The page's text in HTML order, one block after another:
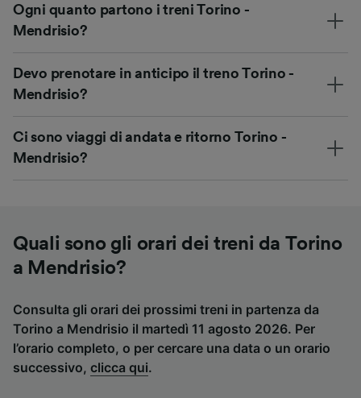
Ogni quanto partono i treni Torino -
Mendrisio?
Devo prenotare in anticipo il treno Torino -
Mendrisio?
Ci sono viaggi di andata e ritorno Torino -
Mendrisio?
Quali sono gli orari dei treni da Torino
a Mendrisio?
Consulta gli orari dei prossimi treni in partenza da
Torino a Mendrisio il martedì 11 agosto 2026. Per
l’orario completo, o per cercare una data o un orario
successivo, clicca qui.